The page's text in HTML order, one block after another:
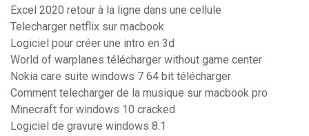
Excel 2020 retour à la ligne dans une cellule
Telecharger netflix sur macbook
Logiciel pour créer une intro en 3d
World of warplanes télécharger without game center
Nokia care suite windows 7 64 bit télécharger
Comment telecharger de la musique sur macbook pro
Minecraft for windows 10 cracked
Logiciel de gravure windows 8.1